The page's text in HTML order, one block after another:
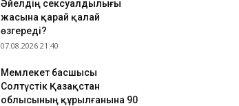
Әйелдің сексуалдылығы
жасына қарай қалай
өзгереді?
07.08.2026 21:40
Мемлекет басшысы
Солтүстік Қазақстан
облысының құрылғанына 90